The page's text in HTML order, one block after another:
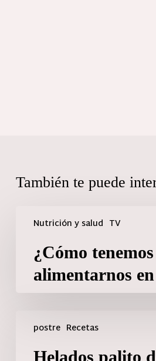
También te puede
Nutrición y salud TV
¿Cómo
alimentarnos
postre Recetas
Helados palito